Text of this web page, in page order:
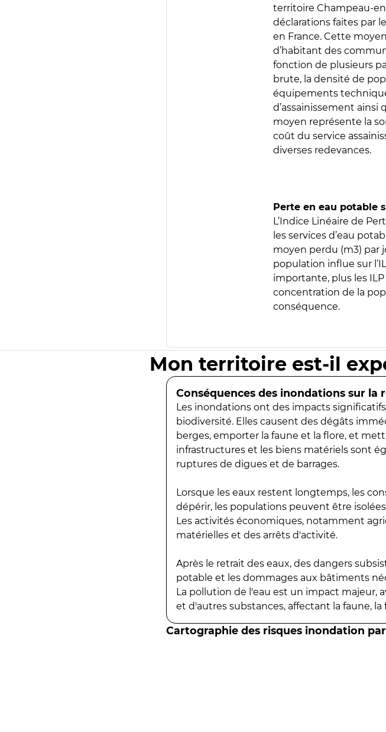
territoire Champeau-
déclarations faites par
en France. Cette
d’habitant des
fonction de plusieurs
brute, la densité de
équipements
d’assainissement
moyen représente la
coût du service
diverses redevances.
Perte en eau potable
L’Indice Linéaire de
les services d’eau
moyen perdu (m3) par
population influe sur
importante, plus les
concentration de la
conséquence.
Mon territoire est-il
Conséquences des inondations sur la
Les inondations ont des impacts
biodiversité. Elles causent des dégâts
berges, emporter la faune et la flore, et
infrastructures et les biens matériels sont
ruptures de digues et de barrages.
Lorsque les eaux restent longtemps, les
dépérir, les populations peuvent être
Les activités économiques, notamment
matérielles et des arrêts d'activité.
Après le retrait des eaux, des dangers
potable et les dommages aux bâtiments
La pollution de l'eau est un impact majeur,
et d'autres substances, affectant la faune, la
Cartographie des risques inondation